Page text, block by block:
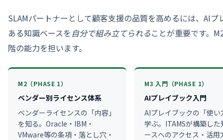
SLAMパートナーとして顧客支援の品質を高めるには、AIプ
ある知識ベースを自分で組み立てられることが重要です。
階の能力を担います。
M2（PHASE 1）
ベンダー別ライセンス体系
ベンダーライセンスの「内容」
を知る。Oracle・IBM・
VMware等の条項・落とし穴・
M3 入門（PHASE 1）
AIプレイブック入門
AIプレイブックの「使い
学ぶ。ITAMSが構築した
ースへのアクセス・活用